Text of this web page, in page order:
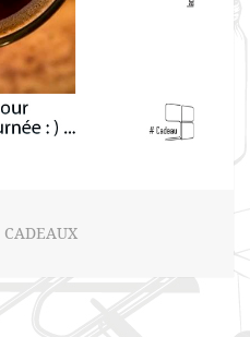
CADEAUX